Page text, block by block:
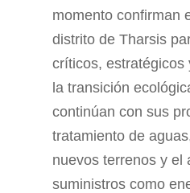
momento confirman
distrito de Tharsis
críticos, estratégicos
la transición
continúan con sus
tratamiento de
nuevos terrenos y el
suministros como